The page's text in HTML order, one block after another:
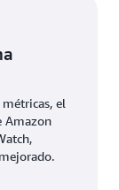
el
Amazon